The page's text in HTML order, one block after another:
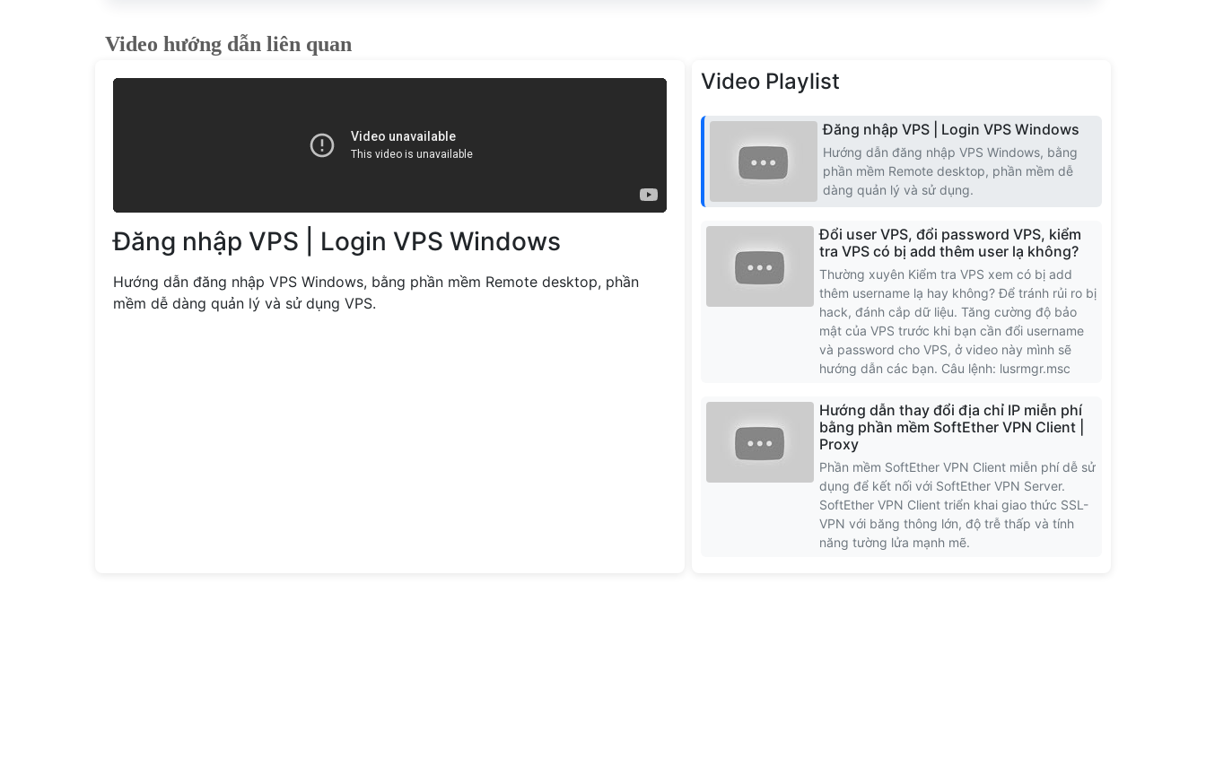
Video hướng dẫn liên quan
Đăng nhập VPS | Login VPS Windows
Hướng dẫn đăng nhập VPS Windows, bằng phần mềm Remote desktop, phần
mềm dễ dàng quản lý và sử dụng VPS.
Video Playlist
Đăng nhập VPS | Login VPS Windows
Hướng dẫn đăng nhập VPS Windows, bằng
phần mềm Remote desktop, phần mềm dễ
dàng quản lý và sử dụng.
Đổi user VPS, đổi password VPS, kiểm
tra VPS có bị add thêm user lạ không?
Thường xuyên Kiểm tra VPS xem có bị add
thêm username lạ hay không? Để tránh rủi ro bị
hack, đánh cắp dữ liệu. Tăng cường độ bảo
mật của VPS trước khi bạn cần đổi username
và password cho VPS, ở video này mình sẽ
hướng dẫn các bạn. Câu lệnh: lusrmgr.msc
Hướng dẫn thay đổi địa chỉ IP miễn phí
bằng phần mềm SoftEther VPN Client |
Proxy
Phần mềm SoftEther VPN Client miễn phí dễ sử
dụng để kết nối với SoftEther VPN Server.
SoftEther VPN Client triển khai giao thức SSL-
VPN với băng thông lớn, độ trễ thấp và tính
năng tường lửa mạnh mẽ.